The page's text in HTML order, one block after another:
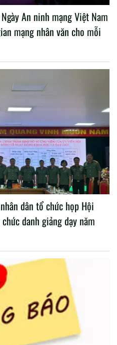
An ninh mạng Việt Nam
mạng nhân văn cho mỗi
dân tổ chức họp Hội
danh giảng dạy năm